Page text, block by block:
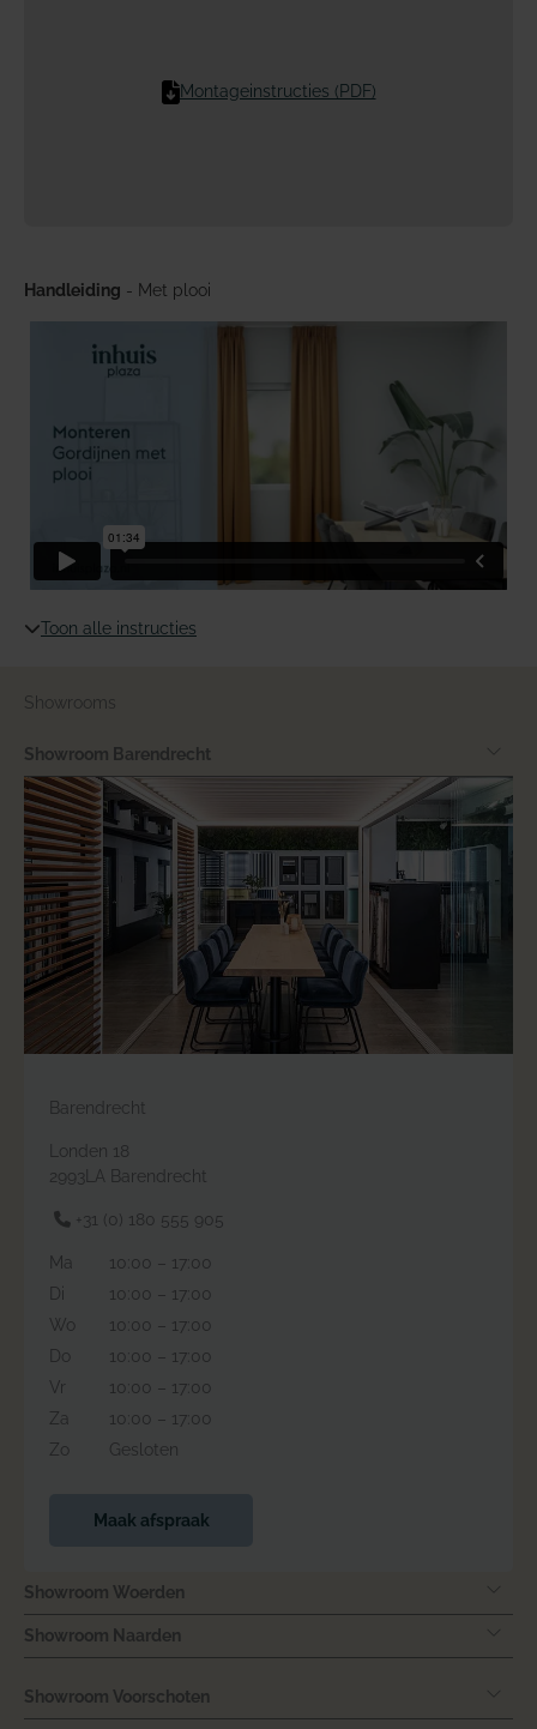
Montageinstructies (PDF)
Handleiding - Met plooi
Toon alle instructies
Showrooms
Showroom Barendrecht
Barendrecht
Londen 18
2993LA Barendrecht
+31 (0) 180 555 905
Ma
10:00 – 17:00
Di
10:00 – 17:00
Wo
10:00 – 17:00
Do
10:00 – 17:00
Vr
10:00 – 17:00
Za
10:00 – 17:00
Zo
Gesloten
Maak afspraak
Showroom Woerden
Showroom Naarden
Showroom Voorschoten